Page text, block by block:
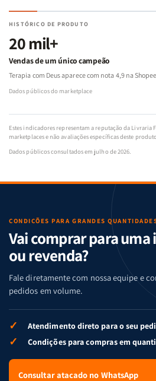
HISTÓRICO DE PRODUTO
20 mil+
Vendas de um único campeão
Terapia com Deus aparece com nota 4,9 na
Dados públicos do marketplace
Estes indicadores representam a reputação da Livraria
marketplaces e não avaliações específicas deste
Dados públicos consultados em julho de 2026.
CONDIÇÕES PARA GRANDES
Vai comprar para
ou revenda?
Fale diretamente com nossa equipe e
pedidos em volume.
✓ Atendimento direto para o seu
✓ Condições para compras em
Consultar atacado no WhatsApp